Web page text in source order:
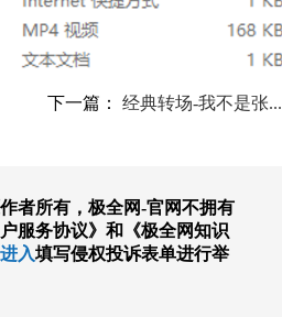
下一篇： 经典转场-我不是张...
者所有，极全网-官网不拥有
服务协议》和《极全网知识
入填写侵权投诉表单进行举